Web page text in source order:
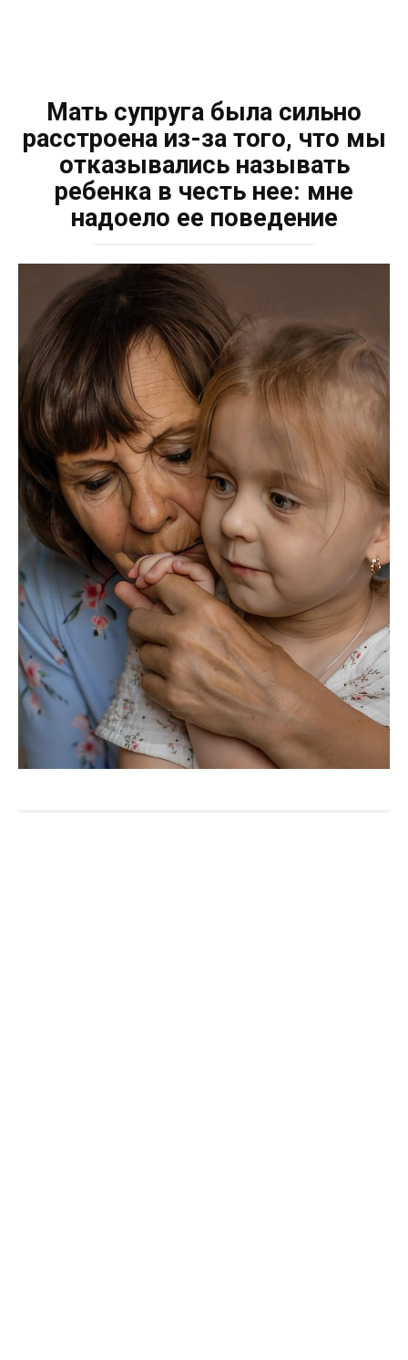
Мать супруга была сильно
расстроена из-за того, что мы
отказывались называть
ребенка в честь нее: мне
надоело ее поведение